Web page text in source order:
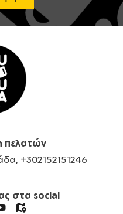
πελατών
+302152151246
στα social